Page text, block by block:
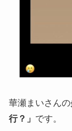
華瀬まいさんの
行？」 です。